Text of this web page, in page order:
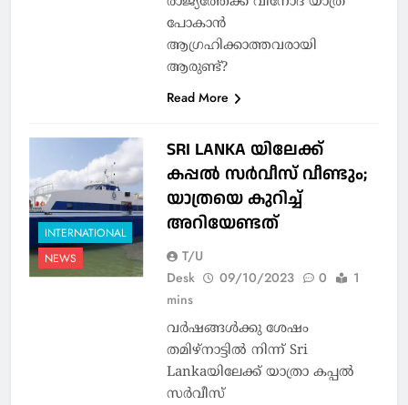
പോകാന്‍
ആഗ്രഹിക്കാത്തവരായി
ആരുണ്ട്?
Read More
INTERNATIONAL
NEWS
SRI LANKA യിലേക്ക്
കപ്പല്‍ സര്‍വീസ് വീണ്ടും;
യാത്രയെ കുറിച്ച്
അറിയേണ്ടത്
T/U
Desk
09/10/2023 0
1
mins
വർഷങ്ങൾക്കു ശേഷം
തമിഴ്നാട്ടിൽ നിന്ന് Sri
Lankaയിലേക്ക് യാത്രാ കപ്പൽ
സർവീസ്